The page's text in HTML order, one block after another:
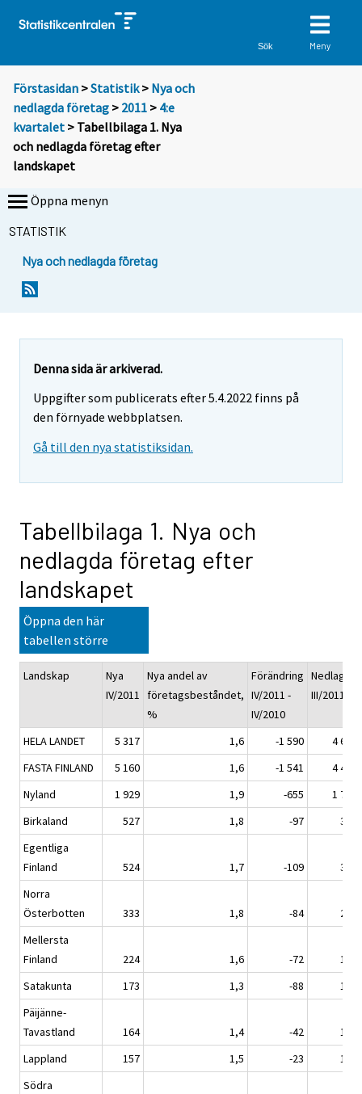
Sök Meny
Förstasidan >Statistik > Nya och
nedlagda företag > 2011 > 4:e
kvartalet > Tabellbilaga 1. Nya
och nedlagda företag efter
landskapet
Öppna menyn
STATISTIK
Nya och nedlagda företag
Denna sida är arkiverad.
Uppgifter som publicerats efter 5.4.2022 finns på
den förnyade webbplatsen.
Gå till den nya statistiksidan.
Tabellbilaga 1. Nya och
nedlagda företag efter
landskapet
Öppna den här
tabellen större
Landskap
Nya
IV/2011
Nya andel av
företagsbeståndet,
%
Förändring
IV/2011 -
IV/2010
Nedlagda
III/2011
HELA LANDET 5 317 1,6 -1 590
4 603
FASTA FINLAND
5 160 1,6 -1 541
4 493
Nyland
1 929 1,9 -655
1 762
Birkaland
527 1,8 -97
390
Egentliga
Finland
524 1,7 -109
383
Norra
Österbotten
333 1,8 -84
273
Mellersta
Finland
224 1,6 -72
160
Satakunta
173 1,3 -88
184
Päijänne-
Tavastland
164 1,4 -42
182
Lappland
157 1,5 -23
107
Södra